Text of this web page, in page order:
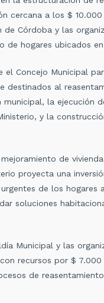
cercana a los $
Córdoba y las
de hogares ubicados
Concejo Municipal
destinados al
la ejecución
y la
de
proyecta una
de los hogares
soluciones
Municipal y las
recursos por $
de